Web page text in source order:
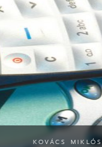
KOVÁCS MIKLÓS